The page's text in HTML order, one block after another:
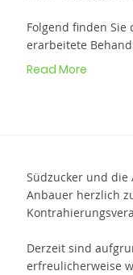
Folgend finden
erarbeitete
Read More
Südzucker und
Anbauer herzlich
Derzeit sind
erfreulicherweise